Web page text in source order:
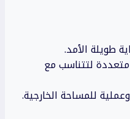
طويلة الأمد.
لتتناسب مع
للمساحة الخارجية.